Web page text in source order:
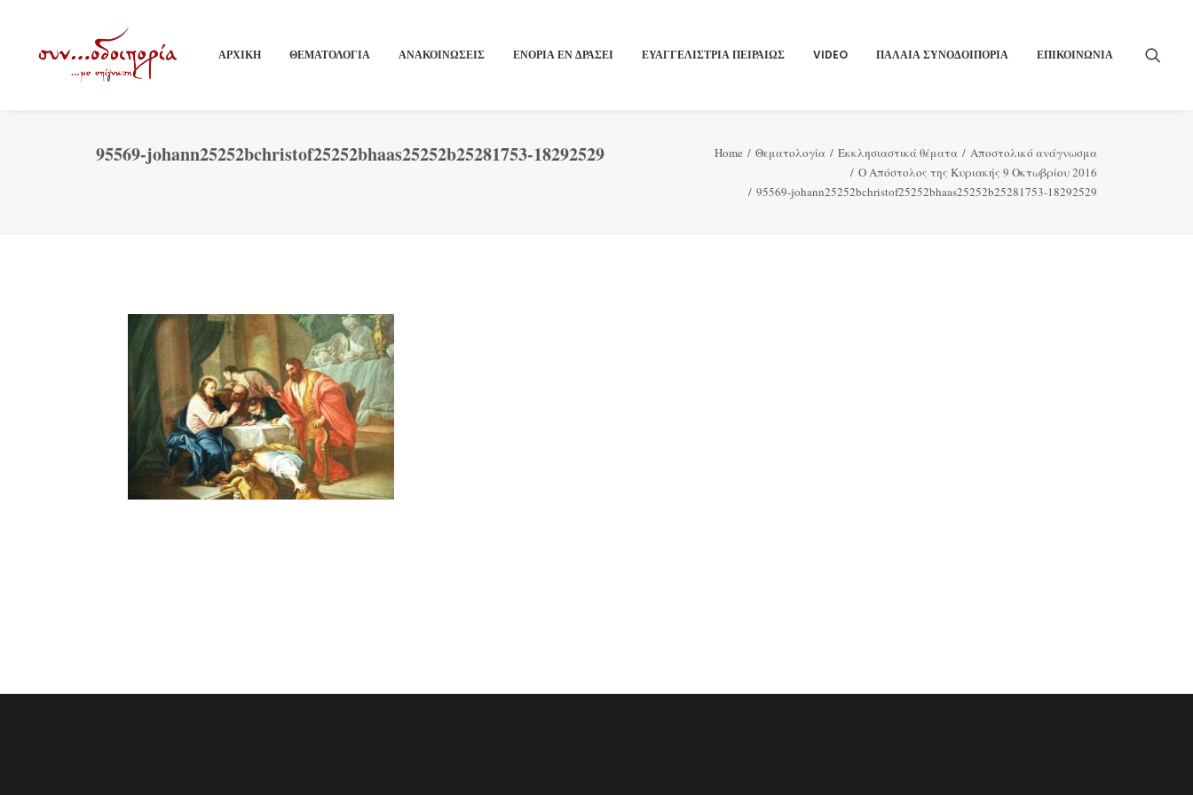
ΑΡΧΙΚΗ ΘΕΜΑΤΟΛΟΓΙΑ ΑΝΑΚΟΙΝΩΣΕΙΣ ΕΝΟΡΙΑ ΕΝ ΔΡΑΣΕΙ ΕΥΑΓΓΕΛΙΣΤΡΙΑ ΠΕΙΡΑΙΏΣ VIDEO ΠΑΛΑΙΑ ΣΥΝΟΔΟΙΠΟΡΙΑ ΕΠΙΚΟΙΝΩΝΙΑ
95569-johann25252bchristof25252bhaas25252b25281753-18292529 Home Θεματολογία Εκκλησιαστικά θέματα
Αποστολικό ανάγνωσμα
Ο Απόστολος της Κυριακής 9 Οκτωβρίου 2016
95569-johann25252bchristof25252bhaas25252b25281753-18292529